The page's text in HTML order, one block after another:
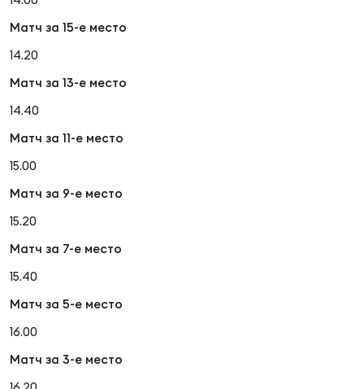
Матч за 15-е место
14.20
Матч за 13-е место
14.40
Матч за 11-е место
15.00
Матч за 9-е место
15.20
Матч за 7-е место
15.40
Матч за 5-е место
16.00
Матч за 3-е место